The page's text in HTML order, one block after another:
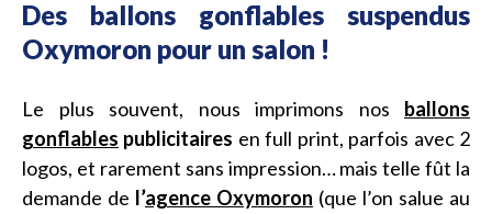
Des ballons gonflables suspendus
Oxymoron pour un salon !
Le plus souvent, nous imprimons nos ballons
gonflables publicitaires en full print, parfois avec 2
logos, et rarement sans impression… mais telle fût la
demande de l’agence Oxymoron (que l’on salue au